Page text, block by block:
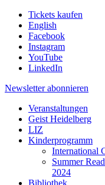
Tickets kaufen
English
Facebook
Instagram
YouTube
LinkedIn
Newsletter abonnieren
Veranstaltungen
Geist Heidelberg
LIZ
Kinderprogramm
International
Summer
2024
Bibliothek